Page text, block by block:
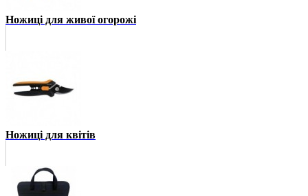
Ножиці для живої огорожі
Ножиці для квітів